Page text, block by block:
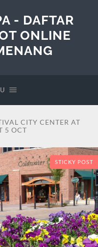
- DAFTAR
ONLINE
CITY CENTER AT
5 OCT
STICKY POST